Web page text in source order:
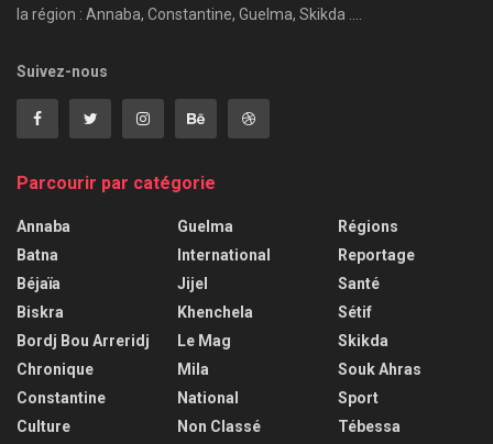
la région : Annaba, Constantine, Guelma, Skikda ....
Suivez-nous
Parcourir par catégorie
Annaba
Batna
Béjaïa
Biskra
Bordj Bou Arreridj
Chronique
Constantine
Culture
Guelma
International
Jijel
Khenchela
Le Mag
Mila
National
Non Classé
Régions
Reportage
Santé
Sétif
Skikda
Souk Ahras
Sport
Tébessa